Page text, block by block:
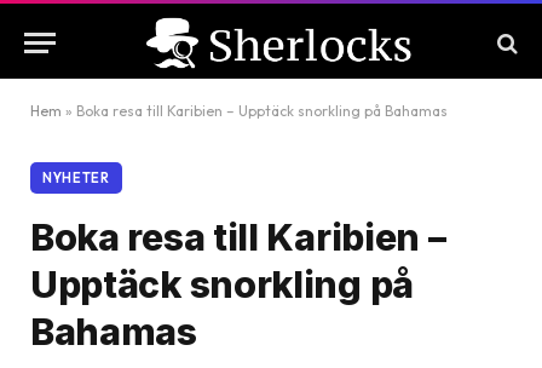
Hem » Boka resa till Karibien – Upptäck snorkling på Bahamas
NYHETER
Boka resa till Karibien –
Upptäck snorkling på
Bahamas